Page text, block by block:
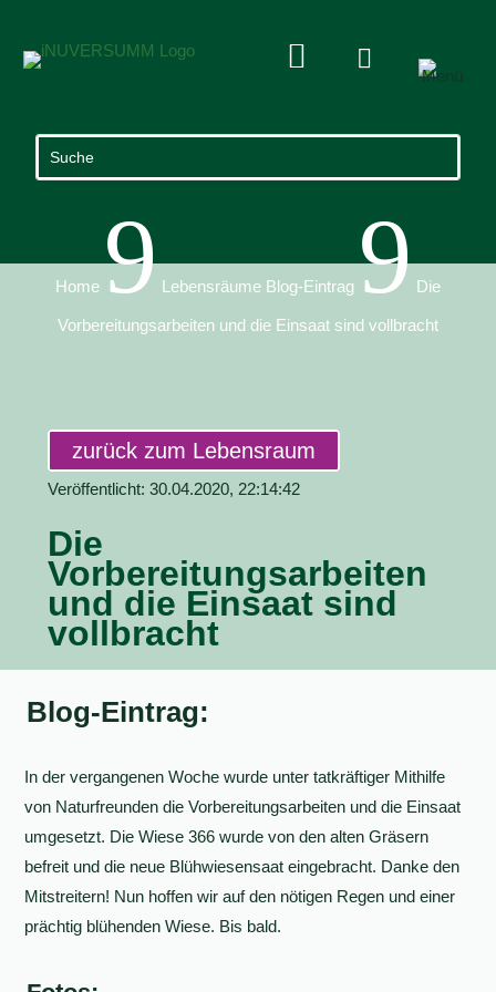
 
Home 9 Lebensräume Blog-Eintrag 9 Die
Vorbereitungsarbeiten und die Einsaat sind vollbracht
zurück zum Lebensraum
Veröffentlicht: 30.04.2020, 22:14:42
Die
Vorbereitungsarbeiten
und die Einsaat sind
vollbracht
Blog-Eintrag:
In der vergangenen Woche wurde unter tatkräftiger Mithilfe
von Naturfreunden die Vorbereitungsarbeiten und die Einsaat
umgesetzt. Die Wiese 366 wurde von den alten Gräsern
befreit und die neue Blühwiesensaat eingebracht. Danke den
Mitstreitern! Nun hoffen wir auf den nötigen Regen und einer
prächtig blühenden Wiese. Bis bald.